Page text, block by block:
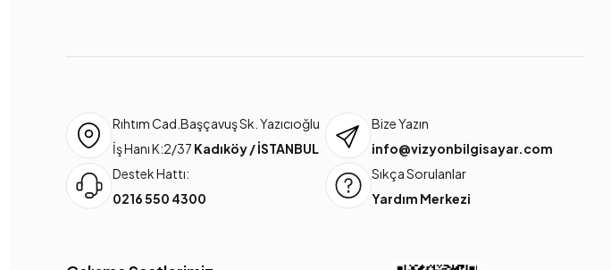
Rıhtım Cad.Başçavuş Sk. Yazıcıoğlu
İş Hanı K:2/37 Kadıköy / İSTANBUL
Bize Yazın
info@vizyonbilgisayar.com
Destek Hattı:
0216 550 4300
Sıkça Sorulanlar
Yardım Merkezi